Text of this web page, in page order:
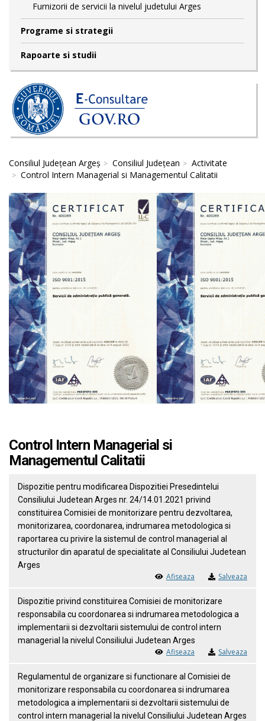
Furnizorii de servicii la nivelul judetului Arges
Programe si strategii
Rapoarte si studii
Consiliul Județean Argeș Consiliul Județean
Activitate
Control Intern Managerial si Managementul Calitatii
Control Intern Managerial si
Managementul Calitatii
Dispozitie pentru modificarea Dispozitiei Presedintelui
Consiliului Judetean Arges nr. 24/14.01.2021 privind
constituirea Comisiei de monitorizare pentru dezvoltarea,
monitorizarea, coordonarea, indrumarea metodologica si
raportarea cu privire la sistemul de control managerial al
structurilor din aparatul de specialitate al Consiliului Judetean
Arges
Afiseaza Salveaza
Dispozitie privind constituirea Comisiei de monitorizare
responsabila cu coordonarea si indrumarea metodologica a
implementarii si dezvoltarii sistemului de control intern
managerial la nivelul Consiliului Judetean Arges
Afiseaza Salveaza
Regulamentul de organizare si functionare al Comisiei de
monitorizare responsabila cu coordonarea si indrumarea
metodologica a implementarii si dezvoltarii sistemului de
control intern managerial la nivelul Consiliului Judetean Arges